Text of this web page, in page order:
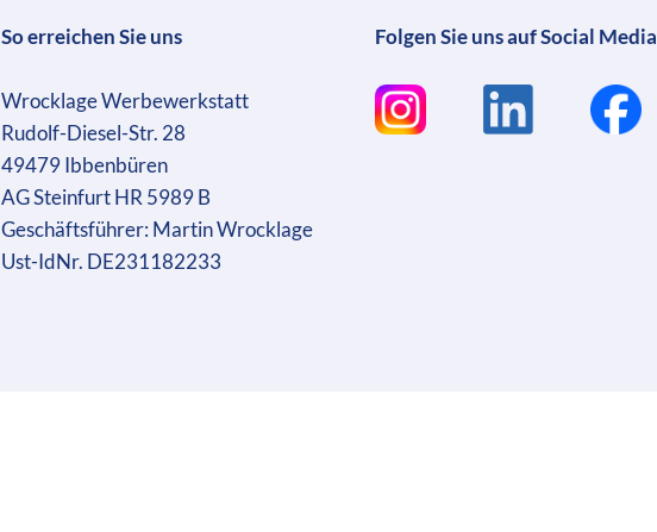
So erreichen Sie uns
Wrocklage Werbewerkstatt
Rudolf-Diesel-Str. 28
49479 Ibbenbüren
AG Steinfurt HR 5989 B
Geschäftsführer: Martin Wrocklage
Ust-IdNr. DE231182233
Folgen Sie uns auf Social Media